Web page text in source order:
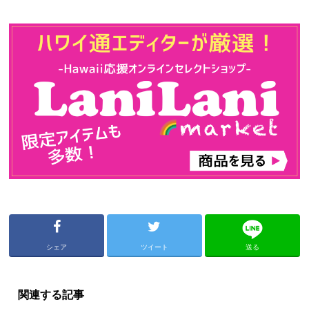
シェア ツイート 送る
関連する記事